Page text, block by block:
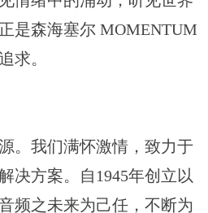
是森海塞尔 MOMENTUM
求。
。我们满怀激情，致力于
决方案。自1945年创立以
频之未来为己任，不断为